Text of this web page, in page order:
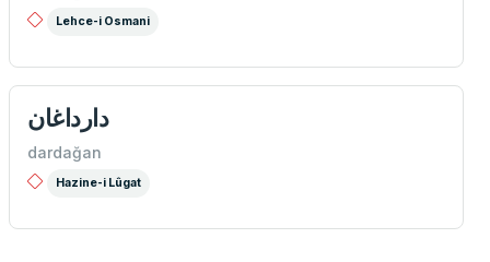
Lehce-i Osmani
دارداغان
dardağan
Hazine-i Lûgat